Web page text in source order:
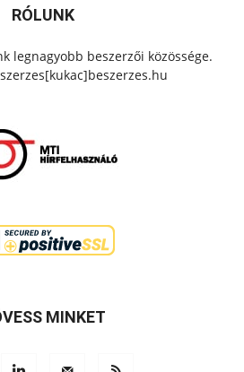
RÓLUNK
legnagyobb beszerzői közössége.
MINKET